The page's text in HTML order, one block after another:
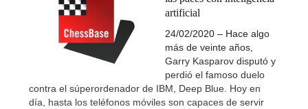
artificial
24/02/2020 – Hace algo
más de veinte años,
Garry Kasparov disputó y
perdió el famoso duelo
contra el súperordenador de IBM, Deep Blue. Hoy en
día, hasta los teléfonos móviles son capaces de servir